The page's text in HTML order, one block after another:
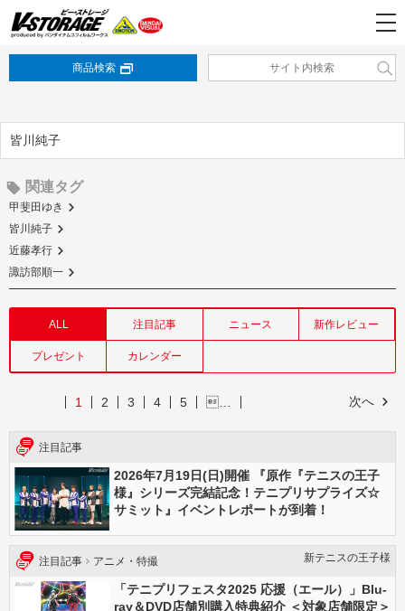
商品検索
皆川純子
関連タグ
甲斐田ゆき
皆川純子
近藤孝行
諏訪部順一
ALL 注目記事 ニュース 新作レビュー
プレゼント カレンダー
次へ
1 2 3 4 5 …
注目記事
2026年7⽉19⽇(⽇)開催 『原作『テニスの王⼦
様』シリーズ完結記念！テニプリサプライズ☆
サミット』イベントレポートが到着！
注目記事 アニメ・特撮 新テニスの王⼦様
「テニプリフェスタ2025 応援（エール）」Blu-
ray＆DVD店舗別購入特典紹介 ＜対象店舗限定＞